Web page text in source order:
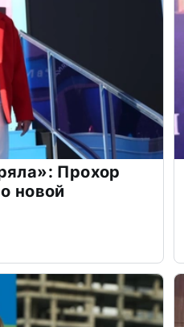
Прохор
новой